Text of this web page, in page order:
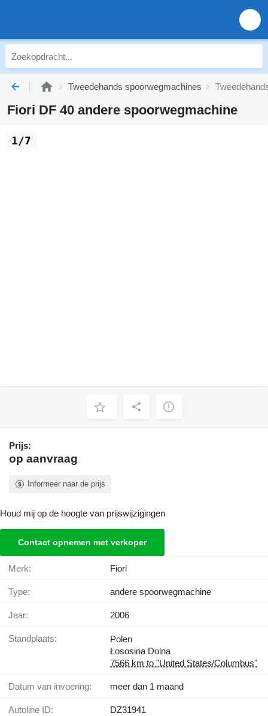
Tweedehands spoorwegmachines
Fiori DF 40 andere spoorwegmachine
1/7
Prijs:
op aanvraag
Informeer naar de prijs
Houd mij op de hoogte van prijswijzigingen
Contact opnemen met verkoper
Merk: Fiori
Type: andere spoorwegmachine
Jaar: 2006
Standplaats:
Polen
Łososina Dolna
7566 km to "United States/Columbus"
Datum van invoering: meer dan 1 maand
Autoline ID: DZ31941